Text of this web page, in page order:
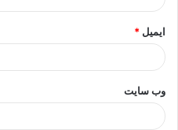
ایمیل *
وب‌ سایت